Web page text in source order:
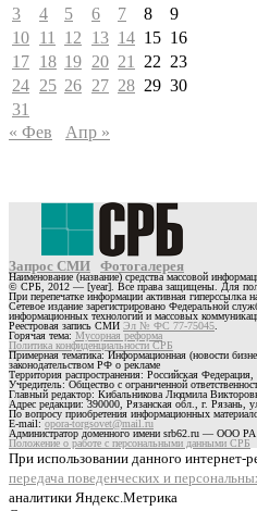
3
4 5 6 7 8
9
10 11 12 13 14 15 16
17 18 19 20 21 22 23
24 25 26 27 28 29 30
31
« Фев
Апр »
Запрос СМИ Фотогалерея
Наименование (название) средства массовой
© СРБ, 2012 — [year]. Все права защищены. Для
При перепечатке информации активная гиперссылка
Сетевое издание зарегистрировано Федеральной
информационных технологий и массовых
Реестровая запись СМИ Эл № ФС 77-75045
Горячая тема: Мусорная реформа
Политика конфиденциальности СРБ
Примерная тематика: Информационная (новости
законодательством РФ о рекламе
Территория распространения: Российская
Учредитель: Общество с ограниченной
Главный редактор: Кибальникова Людмила
Адрес редакции: 390000, Рязанская обл., г.
По вопросу приобретения информационных
E-mail:opora-torgsovet@mail.ru
Администратор доменного имени srb62.ru — ООО РА
Положение о работе с персональными данными СРБ
При использовании данного интернет-
передача поведенческих и
аналитики Яндекс.Метрика